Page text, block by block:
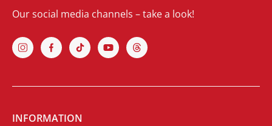
Our social media channels – take a look!
INFORMATION